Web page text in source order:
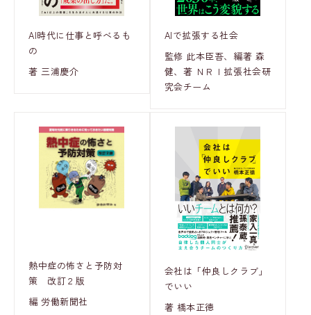
AI時代に仕事と呼べるも
の
著 三浦慶介
AIで拡張する社会
監修 此本臣吾、編著 森
健、著 ＮＲＩ拡張社会研
究会チーム
熱中症の怖さと予防対
策 改訂２版
編 労働新聞社
会社は「仲良しクラブ」
でいい
著 橋本正徳